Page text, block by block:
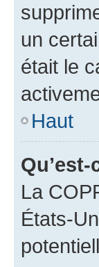
un
était le
Haut
Qu’est-
La
États-